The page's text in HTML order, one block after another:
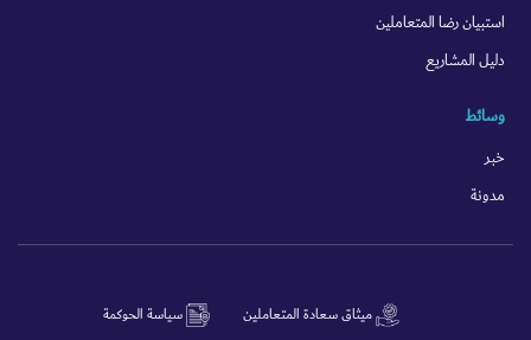
استبيان رضا المتعاملين
دليل المشاريع
وسائط
خبر
مدونة
ميثاق سعادة المتعاملين سياسة الحوكمة